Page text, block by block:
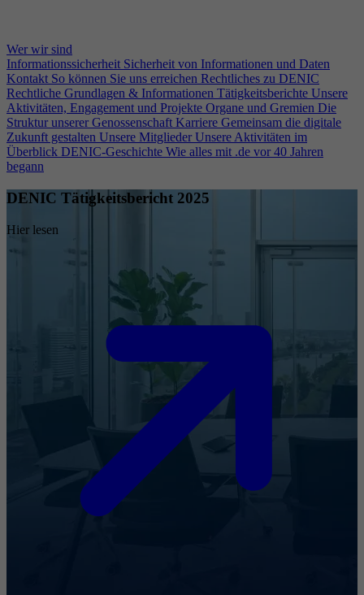
Wer wir sind
Informationssicherheit Sicherheit von Informationen und Daten
Kontakt So können Sie uns erreichen Rechtliches zu DENIC
Rechtliche Grundlagen & Informationen Tätigkeitsberichte Unsere
Aktivitäten, Engagement und Projekte Organe und Gremien Die
Struktur unserer Genossenschaft Karriere Gemeinsam die digitale
Zukunft gestalten Unsere Mitglieder Unsere Aktivitäten im
Überblick DENIC-Geschichte Wie alles mit .de vor 40 Jahren
begann
DENIC Tätigkeitsbericht 2025
Hier lesen